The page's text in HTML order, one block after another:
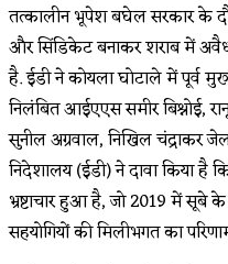
तत्कालीन भूपेश बघेल सरकार के
और सिंडिकेट बनाकर शराब में
है. ईडी ने कोयला घोटाले में पूर्व
निलंबित आईएएस समीर बिश्नोई,
सुनील अग्रवाल, निखिल चंद्राकर
निदेशालय (ईडी) ने दावा किया है
भ्रष्टाचार हुआ है, जो 2019 में सूबे
सहयोगियों की मिलीभगत का